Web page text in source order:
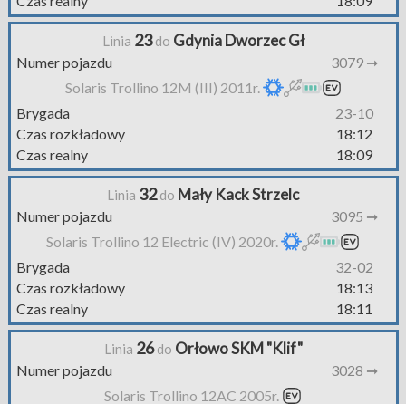
Linia 23do Gdynia Dworzec Gł
Numer pojazdu
3079 ➞
Solaris Trollino 12M (III) 2011r.
Brygada
23-10
Czas rozkładowy
18:12
Czas realny
18:09
Linia 32do Mały Kack Strzelc
Numer pojazdu
3095 ➞
Solaris Trollino 12 Electric (IV) 2020r.
Brygada
32-02
Czas rozkładowy
18:13
Czas realny
18:11
Linia 26do Orłowo SKM "Klif"
Numer pojazdu
3028 ➞
Solaris Trollino 12AC 2005r.